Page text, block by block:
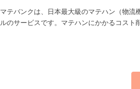
マテバンクは、日本最大級のマテハン（物流
ルのサービスです。マテハンにかかるコスト